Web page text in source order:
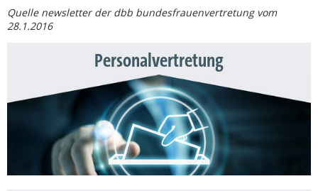
Quelle newsletter der dbb bundesfrauenvertretung vom
28.1.2016
Personalvertretung